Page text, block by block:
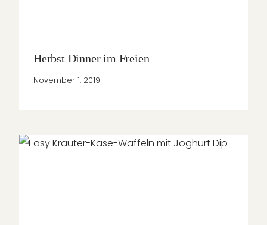
Herbst Dinner im Freien
November 1, 2019